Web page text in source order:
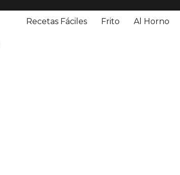
Recetas Fáciles Frito Al Horno